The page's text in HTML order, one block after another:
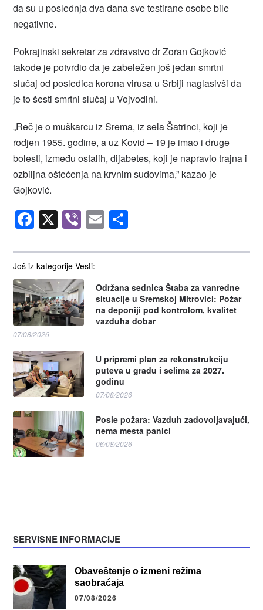
Još iz kategorije Vesti:
Održana sednica Štaba za vanredne
situacije u Sremskoj Mitrovici: Požar
na deponiji pod kontrolom, kvalitet
vazduha dobar
07/08/2026
U pripremi plan za rekonstrukciju
puteva u gradu i selima za 2027.
godinu
07/08/2026
Posle požara: Vazduh zadovoljavajući,
nema mesta panici
06/08/2026
da su u poslednja dva dana sve testirane osobe bile
negativne.
Pokrajinski sekretar za zdravstvo dr Zoran Gojković
takođe je potvrdio da je zabeležen još jedan smrtni
slučaj od posledica korona virusa u Srbiji naglasivši da
je to šesti smrtni slučaj u Vojvodini.
„Reč je o muškarcu iz Srema, iz sela Šatrinci, koji je
rodjen 1955. godine, a uz Kovid – 19 je imao i druge
bolesti, između ostalih, dijabetes, koji je napravio trajna i
ozbiljna oštećenja na krvnim sudovima,” kazao je
Gojković.
Facebook
X Viber
Email
SERVISNE INFORMACIJE
Obaveštenje o izmeni režima
saobraćaja
07/08/2026